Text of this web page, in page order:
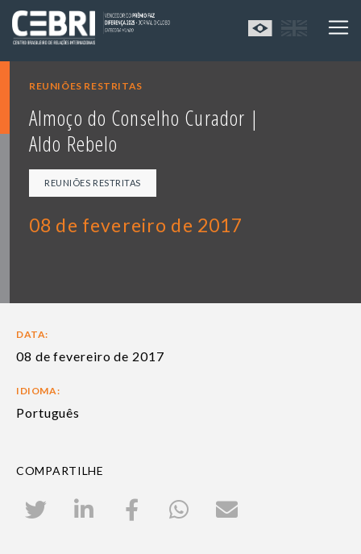
REUNIÕES RESTRITAS
Almoço do Conselho Curador |
Aldo Rebelo
REUNIÕES RESTRITAS
08 de fevereiro de 2017
DATA:
08 de fevereiro de 2017
IDIOMA:
Português
COMPARTILHE